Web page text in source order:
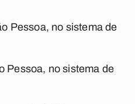
Pessoa, no sistema de
Pessoa, no sistema de